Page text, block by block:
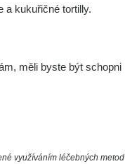
a kukuřičné tortilly.
měli byste být schopni
využíváním léčebných metod